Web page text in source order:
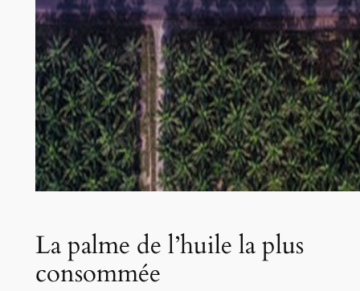
La palme de l’huile la plus
consommée